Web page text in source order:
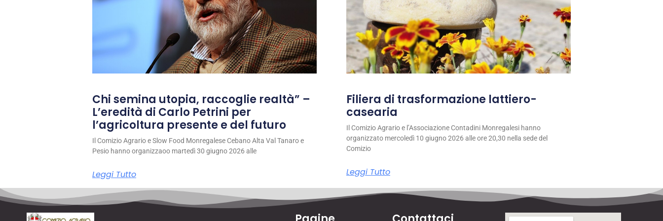
Chi semina utopia, raccoglie realtà” –
L’eredità di Carlo Petrini per
l’agricoltura presente e del futuro
Il Comizio Agrario e Slow Food Monregalese Cebano Alta Val Tanaro e
Pesio hanno organizzaoo martedì 30 giugno 2026 alle
Leggi Tutto
Filiera di trasformazione lattiero-
casearia
Il Comizio Agrario e l’Associazione Contadini Monregalesi hanno
organizzato mercoledì 10 giugno 2026 alle ore 20,30 nella sede del
Comizio
Leggi Tutto